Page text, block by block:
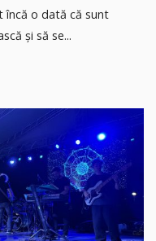
încă o dată că sunt
și să se...